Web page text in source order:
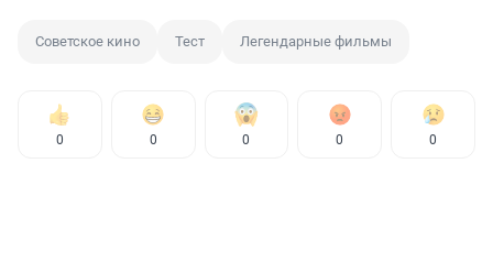
Советское кино Тест Легендарные фильмы
0 0 0 0 0